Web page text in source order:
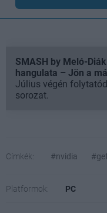
SMASH by Meló-
hangulata – Jön a
Július végén
sorozat.
Címkék: #nvidia
Platformok: PC